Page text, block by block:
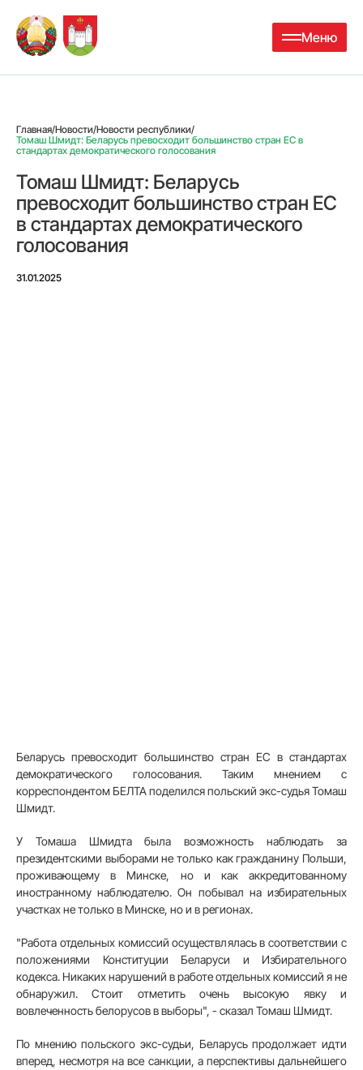
Меню
Главная/Новости/Новости республики/
Томаш Шмидт: Беларусь превосходит большинство стран ЕС в
стандартах демократического голосования
Томаш Шмидт: Беларусь
превосходит большинство стран ЕС
в стандартах демократического
голосования
31.01.2025
Беларусь превосходит большинство стран ЕС в стандартах
демократического голосования. Таким мнением с
корреспондентом БЕЛТА поделился польский экс-судья Томаш
Шмидт.
У Томаша Шмидта была возможность наблюдать за
президентскими выборами не только как гражданину Польши,
проживающему в Минске, но и как аккредитованному
иностранному наблюдателю. Он побывал на избирательных
участках не только в Минске, но и в регионах.
"Работа отдельных комиссий осуществлялась в соответствии с
положениями Конституции Беларуси и Избирательного
кодекса. Никаких нарушений в работе отдельных комиссий я не
обнаружил. Стоит отметить очень высокую явку и
вовлеченность белорусов в выборы", - сказал Томаш Шмидт.
По мнению польского экс-судьи, Беларусь продолжает идти
вперед, несмотря на все санкции, а перспективы дальнейшего